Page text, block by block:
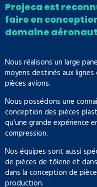
Projeca est
faire en
domaine
Nous réalisons un large
moyens destinés aux
pièces avions.
Nous possédons une
conception des pièces
qu’une grande expérience
compression.
Nos équipes sont aussi
de pièces de tôlerie et
dans la conception de
production.